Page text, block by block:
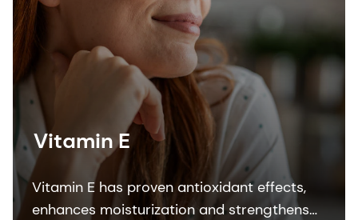
Vitamin E
Vitamin E has proven antioxidant effects,
enhances moisturization and strengthens